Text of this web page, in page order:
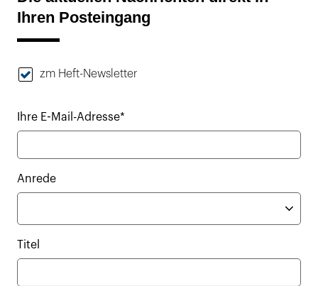
Ihren Posteingang
zm Heft-Newsletter
Ihre E-Mail-Adresse*
Anrede
Titel